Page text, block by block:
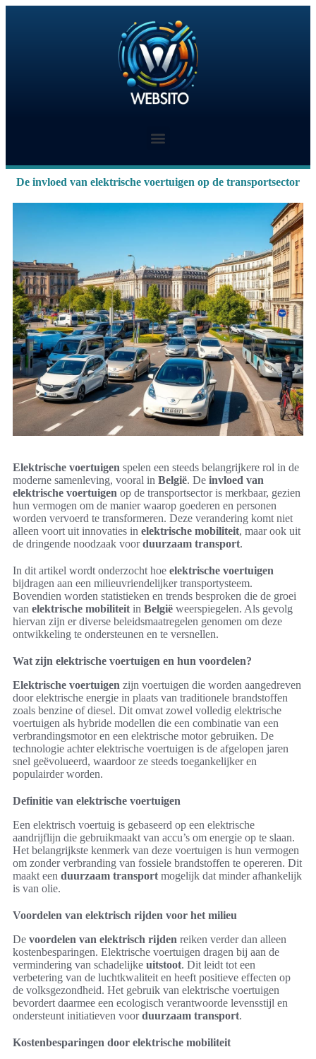
De invloed van elektrische voertuigen op de transportsector
Elektrische voertuigen spelen een steeds belangrijkere rol in de
moderne samenleving, vooral in België. De invloed van
elektrische voertuigen op de transportsector is merkbaar, gezien
hun vermogen om de manier waarop goederen en personen
worden vervoerd te transformeren. Deze verandering komt niet
alleen voort uit innovaties in elektrische mobiliteit, maar ook uit
de dringende noodzaak voorduurzaam transport.
In dit artikel wordt onderzocht hoe elektrische voertuigen
bijdragen aan een milieuvriendelijker transportysteem.
Bovendien worden statistieken en trends besproken die de groei
van elektrische mobiliteit in België weerspiegelen. Als gevolg
hiervan zijn er diverse beleidsmaatregelen genomen om deze
ontwikkeling te ondersteunen en te versnellen.
Wat zijn elektrische voertuigen en hun voordelen?
Elektrische voertuigen zijn voertuigen die worden aangedreven
door elektrische energie in plaats van traditionele brandstoffen
zoals benzine of diesel. Dit omvat zowel volledig elektrische
voertuigen als hybride modellen die een combinatie van een
verbrandingsmotor en een elektrische motor gebruiken. De
technologie achter elektrische voertuigen is de afgelopen jaren
snel geëvolueerd, waardoor ze steeds toegankelijker en
populairder worden.
Definitie van elektrische voertuigen
Een elektrisch voertuig is gebaseerd op een elektrische
aandrijflijn die gebruikmaakt van accu’s om energie op te slaan.
Het belangrijkste kenmerk van deze voertuigen is hun vermogen
om zonder verbranding van fossiele brandstoffen te opereren. Dit
maakt een duurzaam transport mogelijk dat minder afhankelijk
is van olie.
Voordelen van elektrisch rijden voor het milieu
De voordelen van elektrisch rijden reiken verder dan alleen
kostenbesparingen. Elektrische voertuigen dragen bij aan de
vermindering van schadelijke uitstoot. Dit leidt tot een
verbetering van de luchtkwaliteit en heeft positieve effecten op
de volksgezondheid. Het gebruik van elektrische voertuigen
bevordert daarmee een ecologisch verantwoorde levensstijl en
ondersteunt initiatieven voorduurzaam transport.
Kostenbesparingen door elektrische mobiliteit